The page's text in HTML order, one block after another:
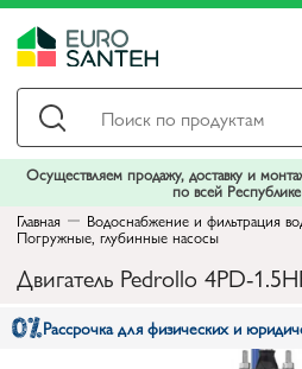
Осуществляем продажу, доставку и
по всей
Главная
Водоснабжение и фильтрация
Погружные, глубинные насосы
Двигатель Pedrollo 4PD-
Рассрочка для физических и